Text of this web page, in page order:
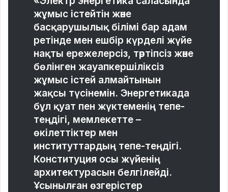
жұмыс істейтін және
басқарушылық білімі бар адам
ретінде мен ешбір күрделі жүйе
нақты ережелерсіз, тәртіпсіз және
бөлінген жауапкершіліксіз
жұмыс істей алмайтынын
жақсы түсінемін. Энергетикада
бұл қуат пен жүктеменің тепе-
теңдігі, мемлекетте –
өкілеттіктер мен
институттардың тепе-теңдігі.
Конституция осы жүйенің
архитектурасын белгілейді.
Ұсынылған өзгерістер